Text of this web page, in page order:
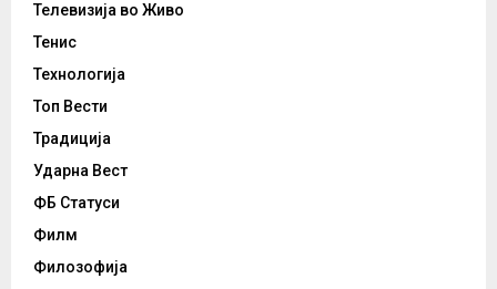
Телевизија во Живо
Тенис
Технологија
Топ Вести
Традиција
Ударна Вест
ФБ Статуси
Филм
Филозофија